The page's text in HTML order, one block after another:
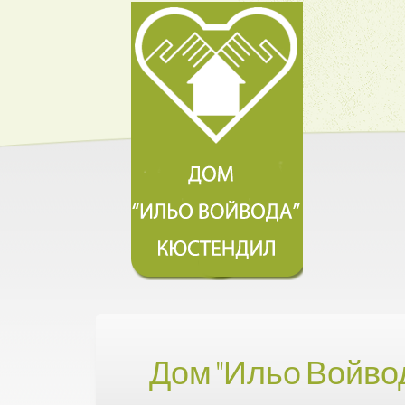
Дом "Ильо